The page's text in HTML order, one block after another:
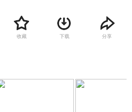
收藏 下载 分享